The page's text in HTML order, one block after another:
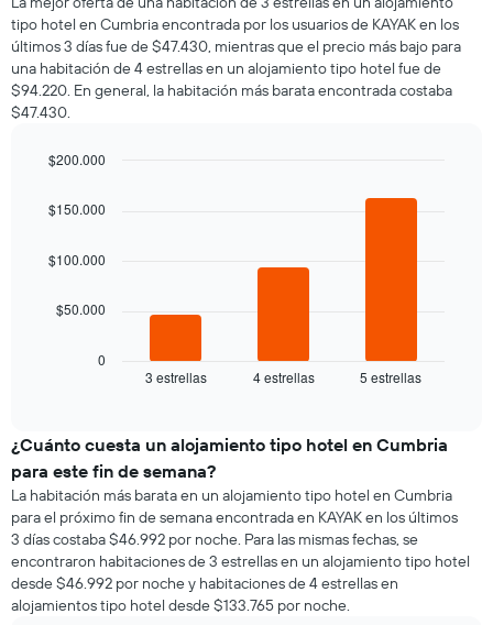
1
eje
Y
que
indica
el
promedio
una
de
una
habitación
por
cada
día
la
gráfico
que
semana.
El
gráfico
muestra
1
eje
Y
que
indica
tipo hotel en Cumbria encontrada por los usuarios de KAYAK en los
últimos 3 días fue de $47.430, mientras que el precio más bajo para
una habitación de 4 estrellas en un alojamiento tipo hotel fue de
$94.220. En general, la habitación más barata encontrada costaba
$47.430.
with
bars.
siguiente
muestra
de
una
habitación
para
esta
noche,
calculado
a
partir
3 estrellas 4 estrellas 5 estrellas
0
$50.000
$100.000
$150.000
$200.000
¿Cuánto cuesta un alojamiento tipo hotel en Cumbria
para este fin de semana?
La habitación más barata en un alojamiento tipo hotel en Cumbria
para el próximo fin de semana encontrada en KAYAK en los últimos
3 días costaba $46.992 por noche. Para las mismas fechas, se
encontraron habitaciones de 3 estrellas en un alojamiento tipo hotel
desde $46.992 por noche y habitaciones de 4 estrellas en
alojamientos tipo hotel desde $133.765 por noche.